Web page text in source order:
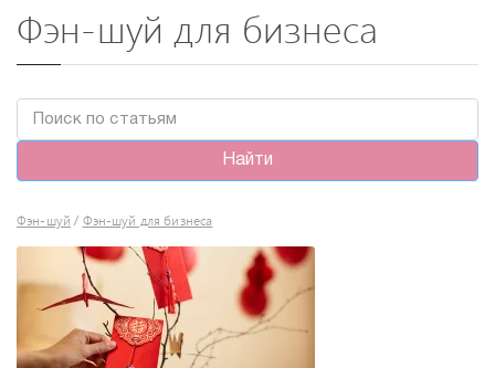
Фэн-шуй для бизнеса
Найти
Фэн-шуй / Фэн-шуй для бизнеса